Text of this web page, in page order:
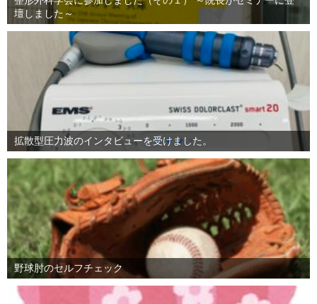
壇しました～
拡散型圧力波のインタビューを受けました。
野球肘のセルフチェック